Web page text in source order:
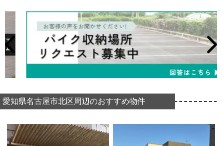
愛知県名古屋市北区周辺のおすすめ物件